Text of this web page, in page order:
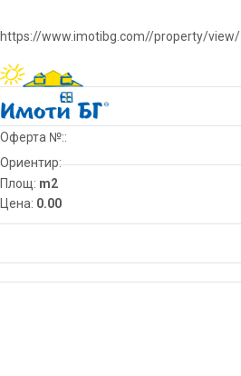
https://www.imotibg.com//property/view/
Оферта №::
Ориентир:
Площ: m2
Цена: 0.00